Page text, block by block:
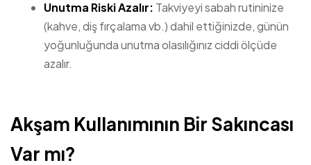
Unutma Riski Azalır: Takviyeyi sabah rutininize
(kahve, diş fırçalama vb.) dahil ettiğinizde, günün
yoğunluğunda unutma olasılığınız ciddi ölçüde
azalır.
Akşam Kullanımının Bir Sakıncası
Var mı?